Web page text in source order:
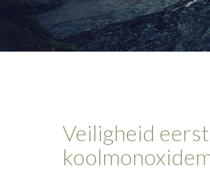
Veiligheid